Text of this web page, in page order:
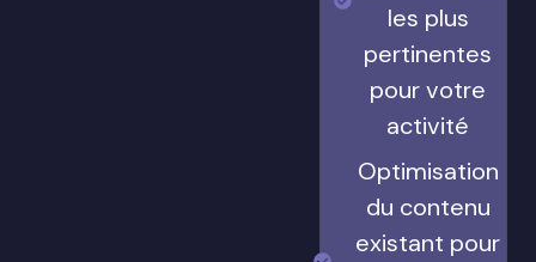
les plus
pertinentes
pour votre
activité
Optimisation
du contenu
existant pour